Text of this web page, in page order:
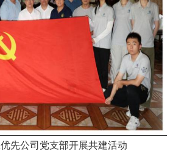
先公司党支部开展共建活动